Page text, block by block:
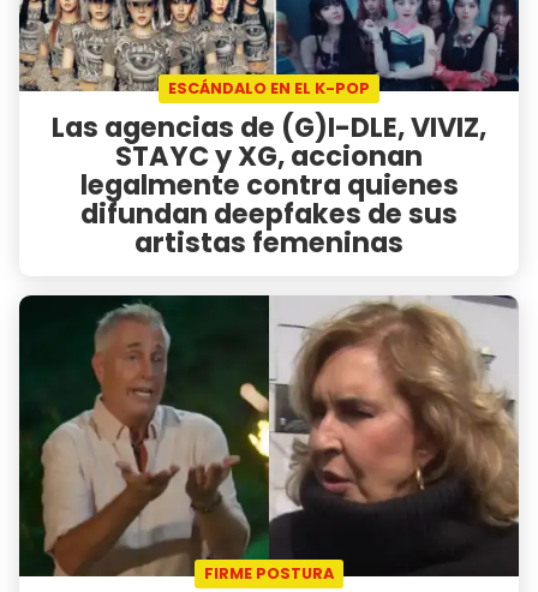
ESCÁNDALO EN EL K-POP
Las agencias de (G)I-DLE, VIVIZ,
STAYC y XG, accionan
legalmente contra quienes
difundan deepfakes de sus
artistas femeninas
FIRME POSTURA